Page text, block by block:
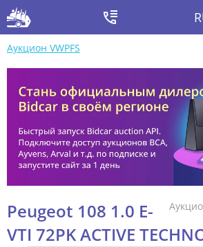
Аукцион VWPFS
Peugeot 108 1.0 E-
VTI 72PK ACTIVE